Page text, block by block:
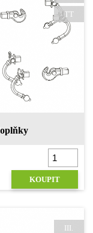
TT
KOUPIT
III.